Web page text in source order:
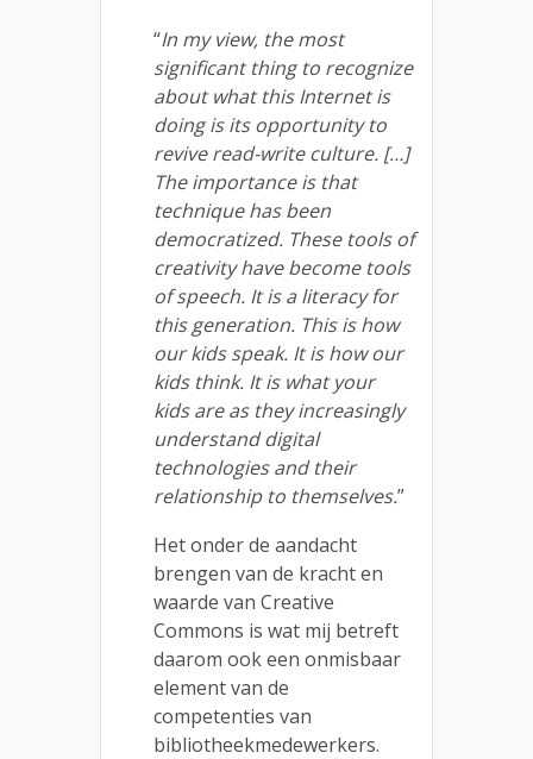
“In my view, the most
significant thing to recognize
about what this Internet is
doing is its opportunity to
revive read-write culture. […]
The importance is that
technique has been
democratized. These tools of
creativity have become tools
of speech. It is a literacy for
this generation. This is how
our kids speak. It is how our
kids think. It is what your
kids are as they increasingly
understand digital
technologies and their
relationship to themselves.”
Het onder de aandacht
brengen van de kracht en
waarde van Creative
Commons is wat mij betreft
daarom ook een onmisbaar
element van de
competenties van
bibliotheekmedewerkers.